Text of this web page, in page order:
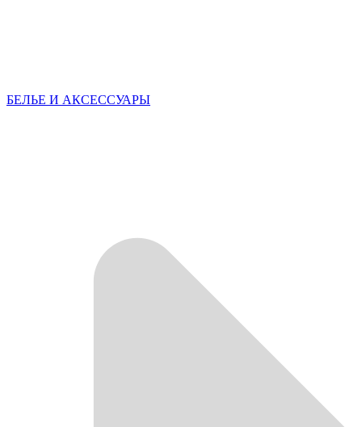
БЕЛЬЕ И АКСЕССУАРЫ